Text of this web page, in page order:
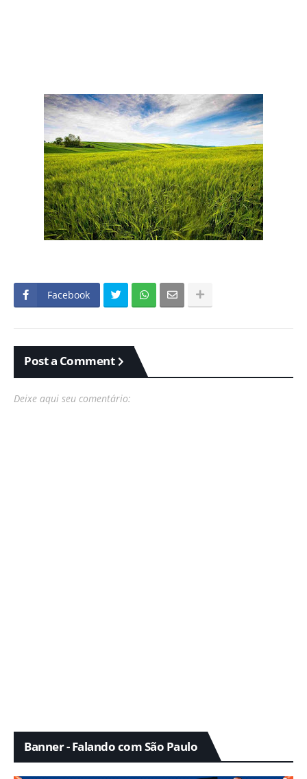
Facebook
Post a Comment
Deixe aqui seu comentário:
Banner - Falando com São Paulo